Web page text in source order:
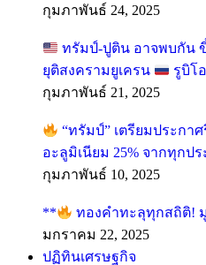
กุมภาพันธ์ 24, 2025
ทรัมป์-ปูติน อาจพบกัน
ยุติสงครามยูเครน
รูบิโ
กุมภาพันธ์ 21, 2025
“ทรัมป์” เตรียมประกา
อะลูมิเนียม 25% จากทุกป
กุมภาพันธ์ 10, 2025
** ทองคำทะลุทุกสถิติ!
มกราคม 22, 2025
ปฏิทินเศรษฐกิจ